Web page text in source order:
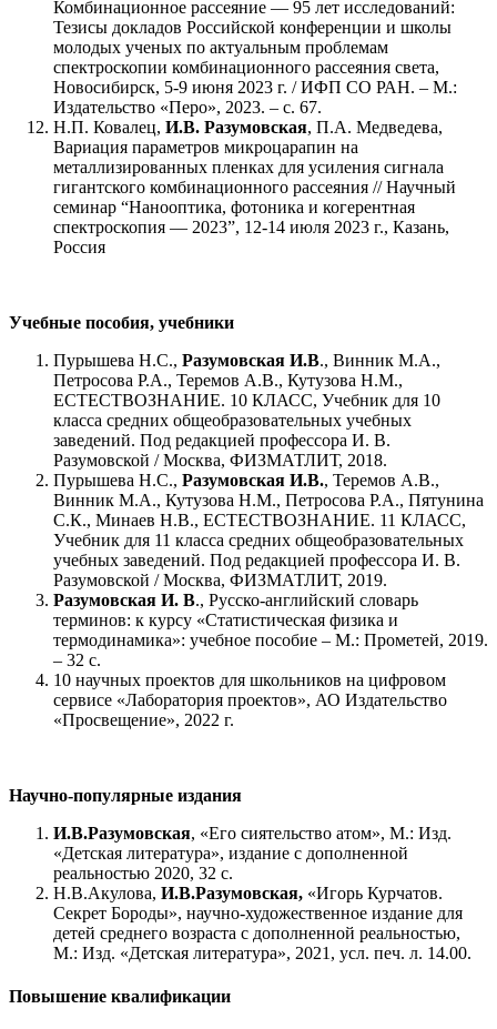
Комбинационное рассеяние — 95 лет исследований:
Тезисы докладов Российской конференции и школы
молодых ученых по актуальным проблемам
спектроскопии комбинационного рассеяния света,
Новосибирск, 5-9 июня 2023 г. / ИФП СО РАН. – М.:
Издательство «Перо», 2023. – с. 67.
Н.П. Ковалец, И.В. Разумовская, П.А. Медведева,
Вариация параметров микроцарапин на
металлизированных пленках для усиления сигнала
гигантского комбинационного рассеяния // Научный
семинар “Нанооптика, фотоника и когерентная
спектроскопия — 2023”, 12-14 июля 2023 г., Казань,
Россия
Учебные пособия, учебники
Пурышева Н.С., Разумовская И.В., Винник М.А.,
Петросова Р.А., Теремов А.В., Кутузова Н.М.,
ЕСТЕСТВОЗНАНИЕ. 10 КЛАСС, Учебник для 10
класса средних общеобразовательных учебных
заведений. Под редакцией профессора И. В.
Разумовской / Москва, ФИЗМАТЛИТ, 2018.
Пурышева Н.С., Разумовская И.В., Теремов А.В.,
Винник М.А., Кутузова Н.М., Петросова Р.А., Пятунина
С.К., Минаев Н.В., ЕСТЕСТВОЗНАНИЕ. 11 КЛАСС,
Учебник для 11 класса средних общеобразовательных
учебных заведений. Под редакцией профессора И. В.
Разумовской / Москва, ФИЗМАТЛИТ, 2019.
Разумовская И. В., Русско-английский словарь
терминов: к курсу «Статистическая физика и
термодинамика»: учебное пособие – М.: Прометей, 2019.
– 32 с.
10 научных проектов для школьников на цифровом
сервисе «Лаборатория проектов», АО Издательство
«Просвещение», 2022 г.
Научно-популярные издания
И.В.Разумовская, «Его сиятельство атом», М.: Изд.
«Детская литература», издание с дополненной
реальностью 2020, 32 с.
Н.В.Акулова, И.В.Разумовская, «Игорь Курчатов.
Секрет Бороды», научно-художественное издание для
детей среднего возраста с дополненной реальностью,
М.: Изд. «Детская литература», 2021, усл. печ. л. 14.00.
Повышение квалификации